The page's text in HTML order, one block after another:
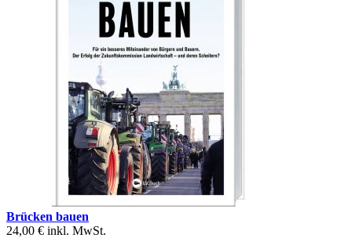
Brücken bauen
24,00 € inkl. MwSt.